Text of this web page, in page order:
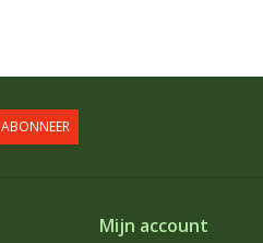
ABONNEER
Mijn account